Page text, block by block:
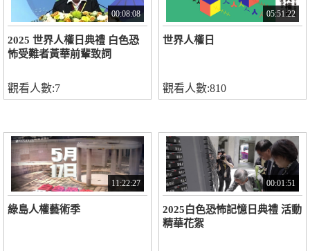
00:08:08
2025 世界人權日典禮 白色恐
怖受難者黃華前輩致詞
觀看人數:7
05:51:22
世界人權日
觀看人數:810
11:22:27
綠島人權藝術季
00:01:51
2025白色恐怖記憶日典禮 活動
精華花絮